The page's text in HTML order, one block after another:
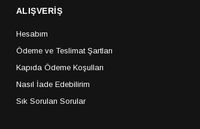
ALIŞVERİŞ
Hesabım
Ödeme ve Teslimat Şartları
Kapıda Ödeme Koşulları
Nasıl İade Edebilirim
Sık Sorulan Sorular